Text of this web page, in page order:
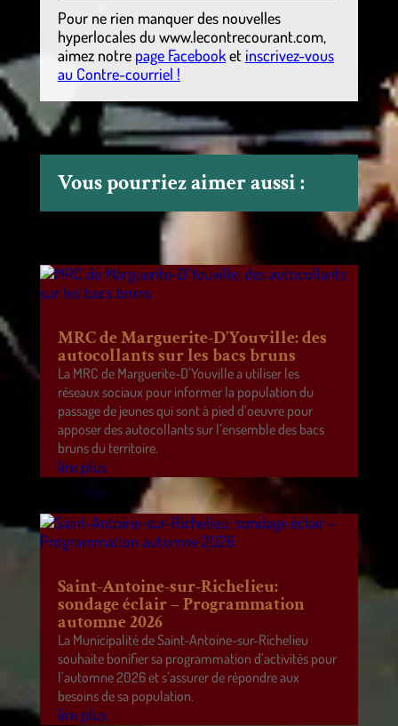
Pour ne rien manquer des nouvelles
hyperlocalesdu www.lecontrecourant.com,
aimez notre page Facebooket inscrivez-vous
au Contre-courriel !
Vous pourriez aimer aussi :
MRC de Marguerite-D’Youville: des
autocollants sur les bacs bruns
La MRC de Marguerite-D’Youville a utiliser les
réseaux sociaux pour informer la population du
passage de jeunes qui sont à pied d’oeuvre pour
apposer des autocollants sur l’ensemble des bacs
bruns du territoire.
lire plus
Saint-Antoine-sur-Richelieu:
sondage éclair – Programmation
automne 2026
La Municipalité de Saint-Antoine-sur-Richelieu
souhaite bonifier sa programmation d’activités pour
l’automne 2026 et s’assurer de répondre aux
besoins de sa population.
lire plus